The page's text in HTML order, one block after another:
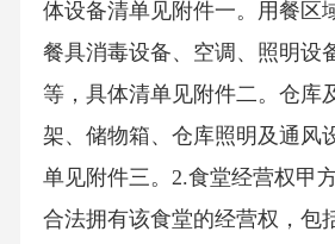
体设备清单见附件一。用餐区
餐具消毒设备、空调、照明设
等，具体清单见附件二。仓库
架、储物箱、仓库照明及通风
单见附件三。2.食堂经营权甲
合法拥有该食堂的经营权，包